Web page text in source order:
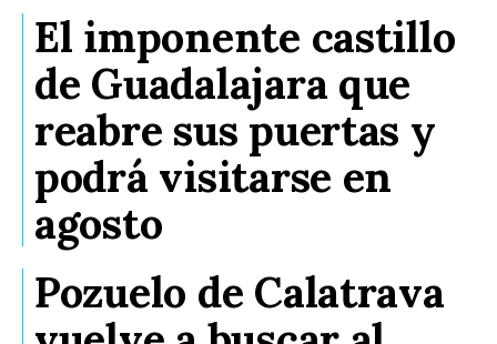
El imponente castillo
de Guadalajara que
reabre sus puertas y
podrá visitarse en
agosto
Pozuelo de Calatrava